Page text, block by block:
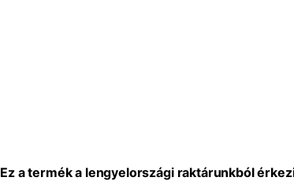
Ez a termék a lengyelországi raktárunkból